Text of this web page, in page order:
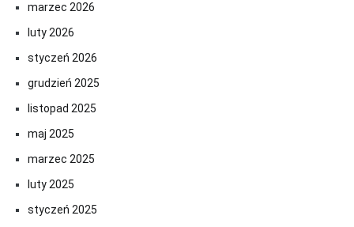
marzec 2026
luty 2026
styczeń 2026
grudzień 2025
listopad 2025
maj 2025
marzec 2025
luty 2025
styczeń 2025